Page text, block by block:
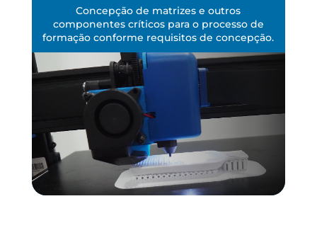
Concepção de matrizes e outros
componentes críticos para o processo de
formação conforme requisitos de concepção.